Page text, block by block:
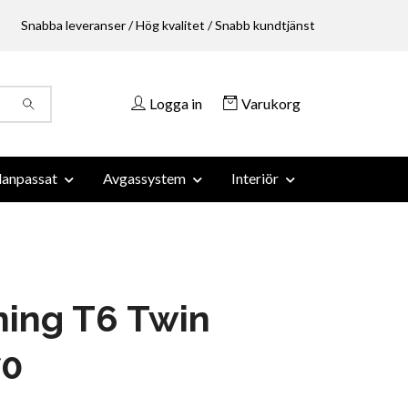
Snabba leveranser / Hög kvalitet / Snabb kundtjänst
Logga in Varukorg
Avgassystem Interiör
T6 Twin